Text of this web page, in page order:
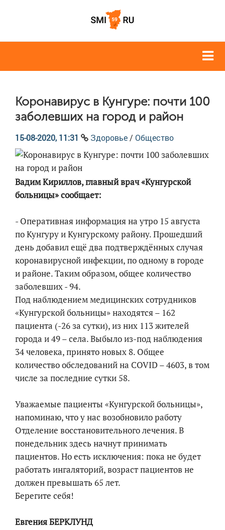
Коронавирус в Кунгуре: почти 100
заболевших на город и район
15-08-2020, 11:31 Здоровье / Общество
Вадим Кириллов, главный врач «Кунгурской
больницы» сообщает:
- Оперативная информация на утро 15 августа
по Кунгуру и Кунгурскому району. Прошедший
день добавил ещё два подтверждённых случая
коронавирусной инфекции, по одному в городе
и районе. Таким образом, общее количество
заболевших - 94. ​ ​
Под наблюдением медицинских сотрудников
«Кунгурской больницы» находятся – 162
пациента (-26 за сутки), из них 113 жителей
города и 49 – села. Выбыло из-под наблюдения
34 человека, принято новых 8. Общее
количество обследований на COVID – 4603, в том
числе за последние сутки 58.
Уважаемые пациенты «Кунгурской больницы»,
напоминаю, что у нас возобновило работу
Отделение восстановительного лечения. В
понедельник здесь начнут принимать
пациентов. Но есть исключения: пока не будет
работать ингаляторий, возраст пациентов не
должен превышать 65 лет.
Берегите себя!
Евгения БЕРКЛУНД